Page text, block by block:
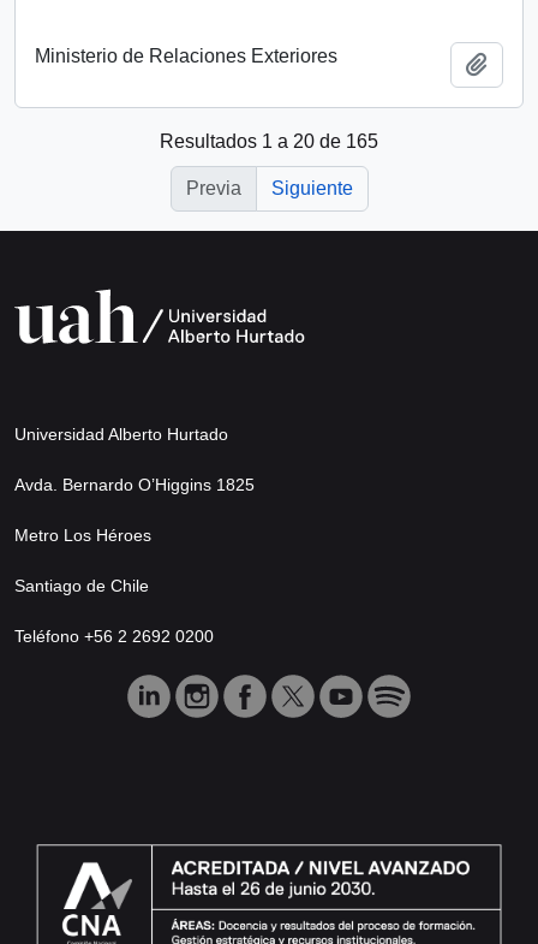
Ministerio de Relaciones Exteriores
Resultados 1 a 20 de 165
Previa Siguiente
Universidad Alberto Hurtado
Avda. Bernardo O’Higgins 1825
Metro Los Héroes
Santiago de Chile
Teléfono +56 2 2692 0200